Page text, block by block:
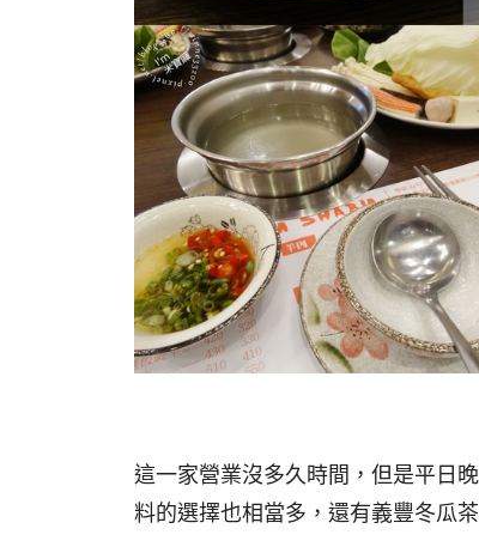
這一家營業沒多久時間，但是平日
料的選擇也相當多，還有義豐冬瓜